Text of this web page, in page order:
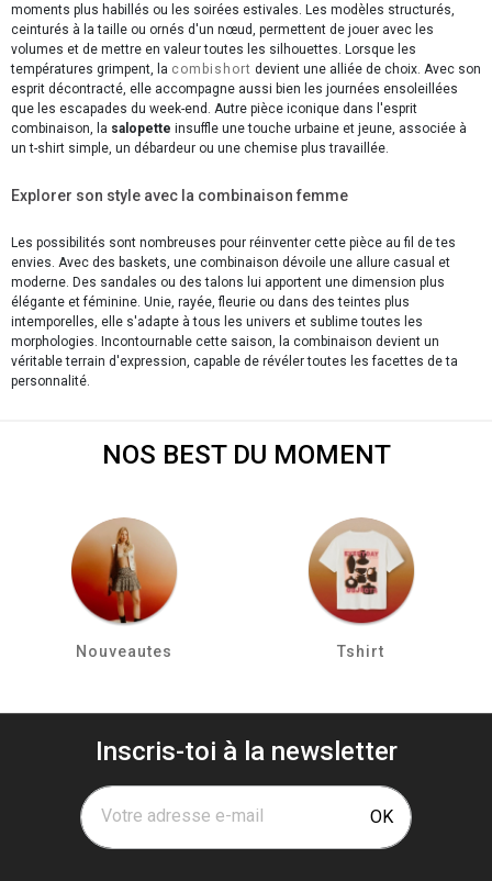
moments plus habillés ou les soirées estivales. Les modèles structurés,
ceinturés à la taille ou ornés d'un nœud, permettent de jouer avec les
volumes et de mettre en valeur toutes les silhouettes. Lorsque les
températures grimpent, la combishort devient une alliée de choix. Avec son
esprit décontracté, elle accompagne aussi bien les journées ensoleillées
que les escapades du week-end. Autre pièce iconique dans l'esprit
combinaison, la salopette insuffle une touche urbaine et jeune, associée à
un t-shirt simple, un débardeur ou une chemise plus travaillée.
Explorer son style avec la combinaison femme
Les possibilités sont nombreuses pour réinventer cette pièce au fil de tes
envies. Avec des baskets, une combinaison dévoile une allure casual et
moderne. Des sandales ou des talons lui apportent une dimension plus
élégante et féminine. Unie, rayée, fleurie ou dans des teintes plus
intemporelles, elle s'adapte à tous les univers et sublime toutes les
morphologies. Incontournable cette saison, la combinaison devient un
véritable terrain d'expression, capable de révéler toutes les facettes de ta
personnalité.
NOS BEST DU MOMENT
Nouveautes Tshirt
Inscris-toi à la newsletter
Votre adresse e-mail OK